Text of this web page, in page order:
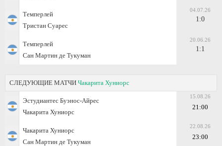
Темперлей
Тристан Суарес
04.07.26
1:0
Темперлей
Сан Мартин де Тукуман
20.06.26
1:1
СЛЕДУЮЩИЕ МАТЧИ Чакарита Хуниорс
Эстудиантес Буэнос-Айрес
Чакарита Хуниорс
15.08.26
21:00
Чакарита Хуниорс
Сан Мартин де Тукуман
22.08.26
23:00